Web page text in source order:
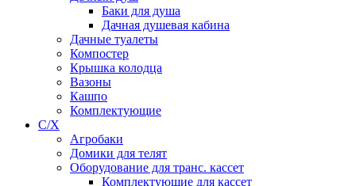
Баки для душа
Дачная душевая кабина
Дачные туалеты
Компостер
Крышка колодца
Вазоны
Кашпо
Комплектующие
С/Х
Агробаки
Домики для телят
Оборудование для транс. кассет
Комплектующие для кассет